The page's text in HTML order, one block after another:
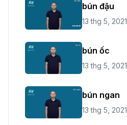
bún đậu
13 thg 5, 2021
bún ốc
13 thg 5, 2021
bún ngan
13 thg 5, 2021